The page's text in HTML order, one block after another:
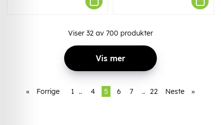
Viser 32 av 700 produkter
Vis mer
« Forrige 1 .. 4 5 6 7 .. 22 Neste »